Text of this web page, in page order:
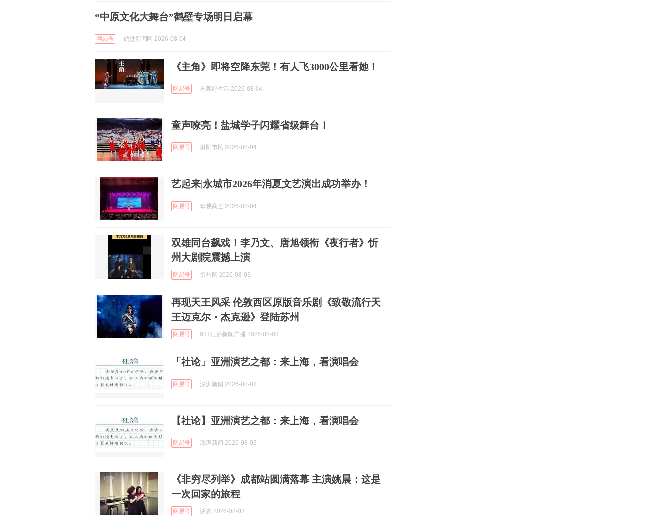
“中原文化大舞台”鹤壁专场明日启幕
网易号 鹤壁新闻网 2026-08-04
《主角》即将空降东莞！有人飞3000公里看她！
网易号 东莞好生活 2026-08-04
童声嘹亮！盐城学子闪耀省级舞台！
网易号 射阳市民 2026-08-04
艺起来|永城市2026年消夏文艺演出成功举办！
网易号 华易商丘 2026-08-04
双雄同台飙戏！李乃文、唐旭领衔《夜行者》忻
州大剧院震撼上演
网易号 忻州网 2026-08-03
再现天王风采 伦敦西区原版音乐剧《致敬流行天
王迈克尔・杰克逊》登陆苏州
网易号 937江苏新闻广播 2026-08-03
「社论」亚洲演艺之都：来上海，看演唱会
网易号 澎湃新闻 2026-08-03
【社论】亚洲演艺之都：来上海，看演唱会
网易号 澎湃新闻 2026-08-03
《非穷尽列举》成都站圆满落幕 主演姚晨：这是
一次回家的旅程
网易号 谈资 2026-08-03